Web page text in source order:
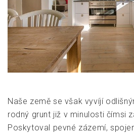
Naše země se však vyvíjí
rodný grunt již v minulosti čímsi
Poskytoval pevné zázemí,